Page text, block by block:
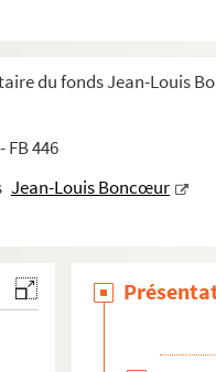
du fonds Jean-Louis
FB 446
Jean-Louis Boncœur